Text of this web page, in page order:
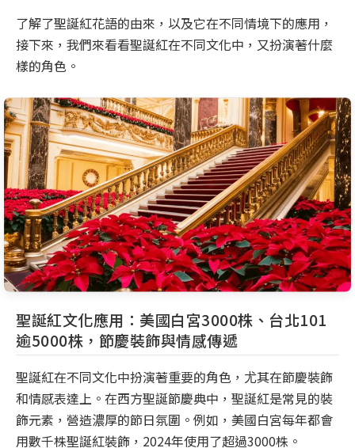
了解了聖誕紅花語的由來，以及它在不同情境下的應用，
接下來，我們來看看聖誕紅在不同文化中，又扮演著什麼
樣的角色。
聖誕紅文化應用：美國白宮3000株、台北101
逾5000株，節慶裝飾與情感傳遞
聖誕紅在不同文化中扮演著重要的角色，尤其在節慶裝飾
和情感表達上。在西方聖誕節慶典中，聖誕紅是常見的裝
飾元素，營造濃厚的節日氛圍。例如，美國白宮每年都會
用數千株聖誕紅裝飾，2024年使用了超過3000株。